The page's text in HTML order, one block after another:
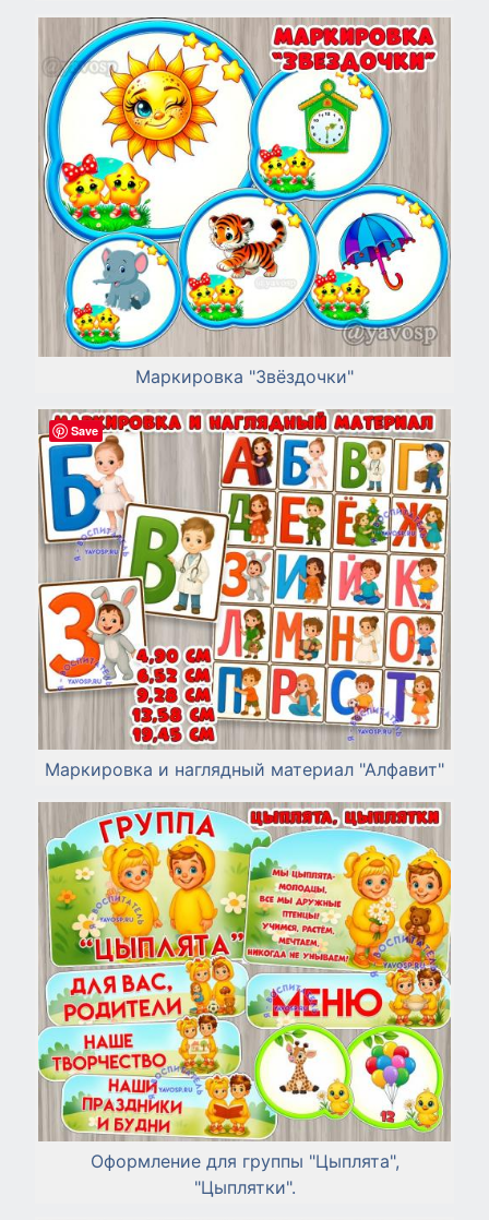
Маркировка "Звёздочки"
Маркировка и наглядный материал "Алфавит"
Оформление для группы "Цыплята",
"Цыплятки".
Save